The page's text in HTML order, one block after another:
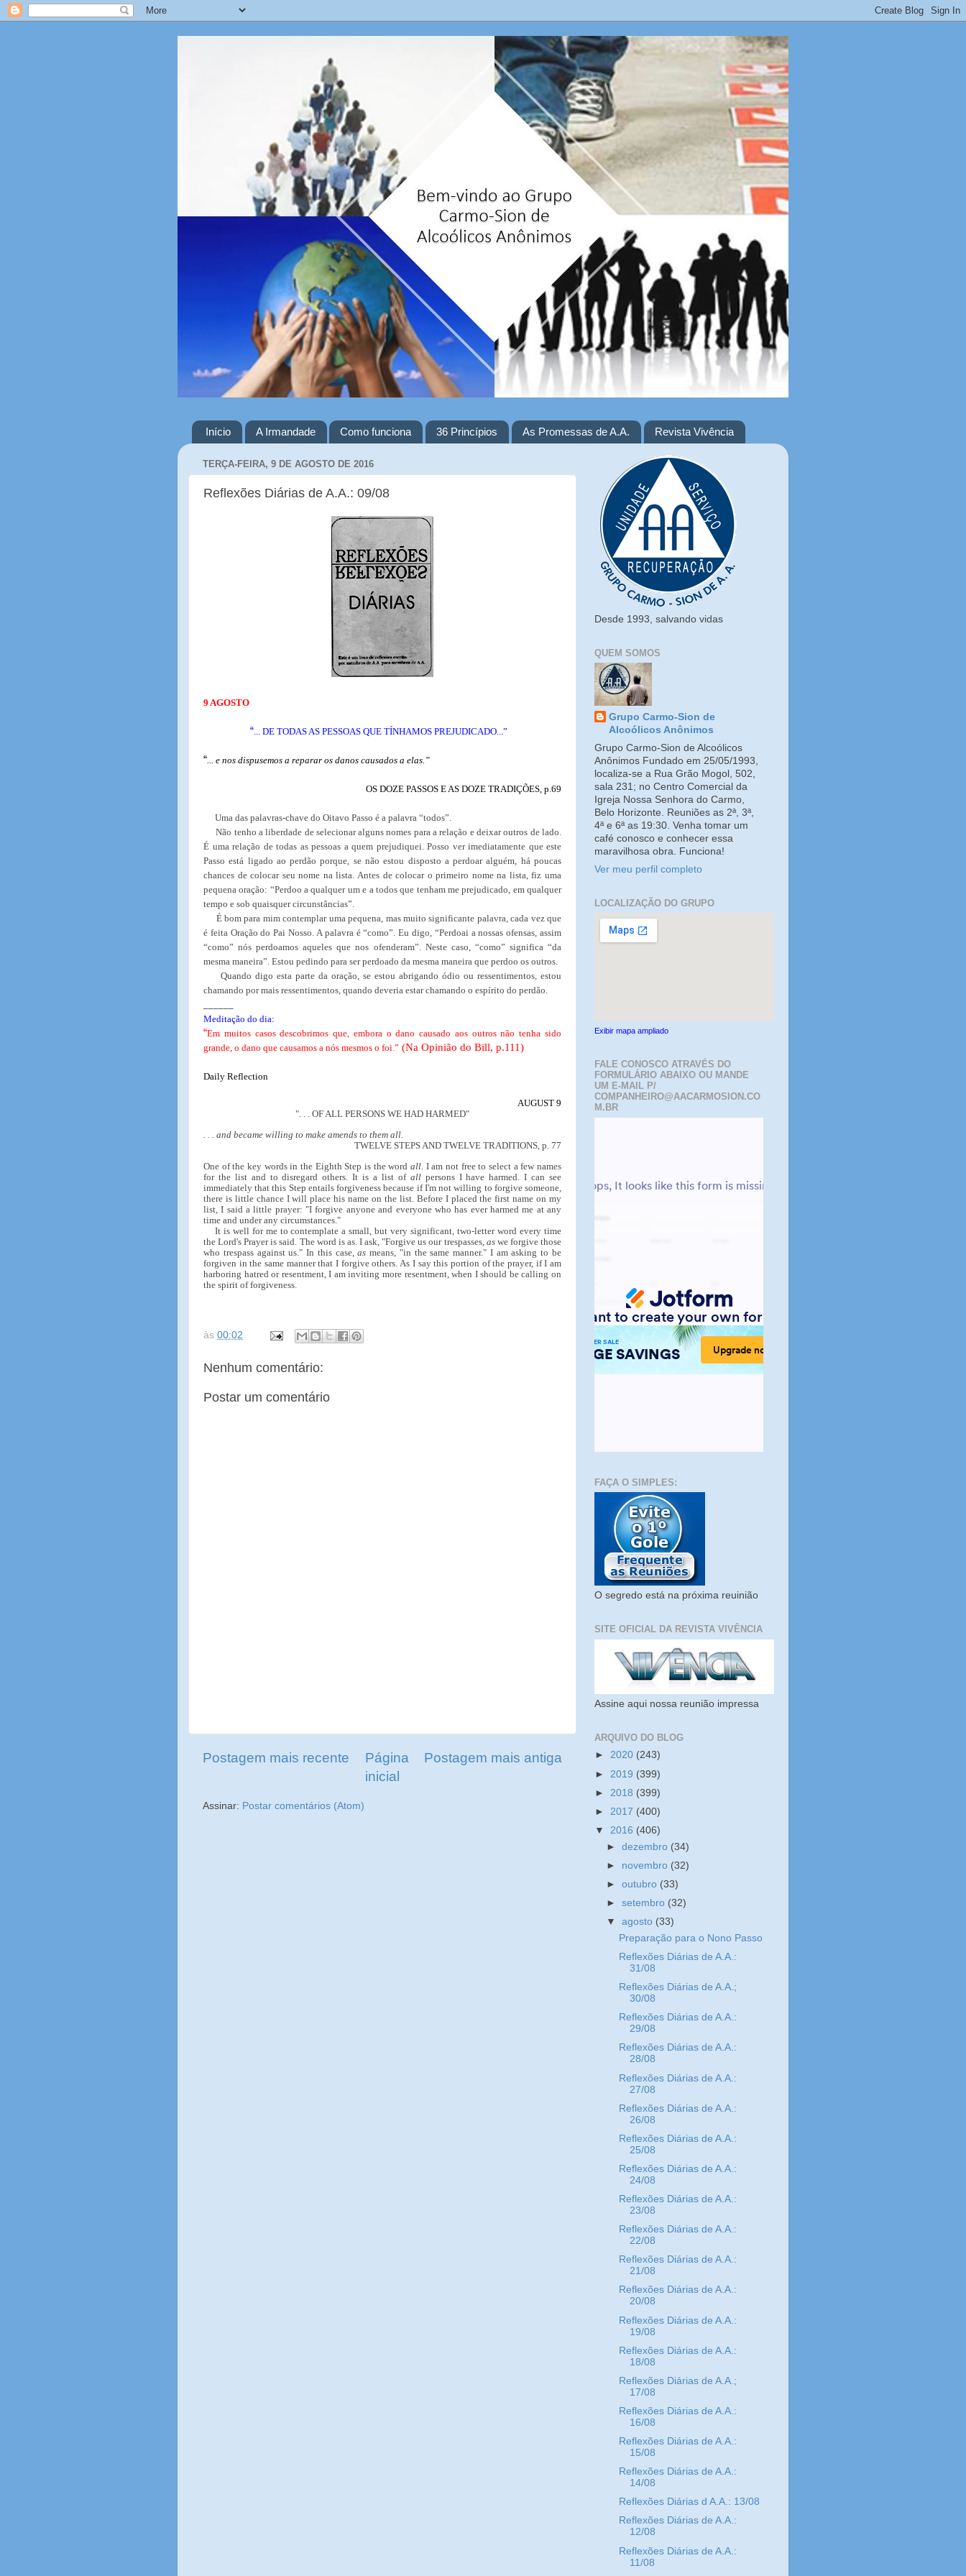
Início A Irmandade Como funciona 36 Princípios As Promessas de A.A. Revista Vivência
TERÇA-FEIRA, 9 DE AGOSTO DE 2016
Reflexões Diárias de A.A.: 09/08
9 AGOSTO
“... DE TODAS AS PESSOAS QUE TÍNHAMOS PREJUDICADO...”
“... e nos dispusemos a reparar os danos causados a elas.”
OS DOZE PASSOS E AS DOZE TRADIÇÕES, p.69
Uma das palavras-chave do Oitavo Passo é a palavra “todos”.
Não tenho a liberdade de selecionar alguns nomes para a relação e deixar outros de lado.
É uma relação de todas as pessoas a quem prejudiquei. Posso ver imediatamente que este
Passo está ligado ao perdão porque, se não estou disposto a perdoar alguém, há poucas
chances de colocar seu nome na lista. Antes de colocar o primeiro nome na lista, fiz uma
pequena oração: “Perdoo a qualquer um e a todos que tenham me prejudicado, em qualquer
tempo e sob quaisquer circunstâncias”.
É bom para mim contemplar uma pequena, mas muito significante palavra, cada vez que
é feita Oração do Pai Nosso. A palavra é “como”. Eu digo, “Perdoai a nossas ofensas, assim
“como” nós perdoamos aqueles que nos ofenderam”. Neste caso, “como” significa “da
mesma maneira”. Estou pedindo para ser perdoado da mesma maneira que perdoo os outros.
Quando digo esta parte da oração, se estou abrigando ódio ou ressentimentos, estou
chamando por mais ressentimentos, quando deveria estar chamando o espírito do perdão.
Meditação do dia:
“Em muitos casos descobrimos que, embora o dano causado aos outros não tenha sido
grande, o dano que causamos a nós mesmos o foi.” (Na Opinião do Bill, p.111)
Daily Reflection
AUGUST 9
". . . OF ALL PERSONS WE HAD HARMED"
. . . and became willing to make amends to them all.
TWELVE STEPS AND TWELVE TRADITIONS, p. 77
One of the key words in the Eighth Step is the word all. I am not free to select a few names
for the list and to disregard others. It is a list of all persons I have harmed. I can see
immediately that this Step entails forgiveness because if I'm not willing to forgive someone,
there is little chance I will place his name on the list. Before I placed the first name on my
list, I said a little prayer: "I forgive anyone and everyone who has ever harmed me at any
time and under any circumstances."
It is well for me to contemplate a small, but very significant, two-letter word every time
the Lord's Prayer is said. The word is as. I ask, "Forgive us our trespasses, as we forgive those
who trespass against us." In this case,asmeans, "in the same manner." I am asking to be
forgiven in the same manner that I forgive others. As I say this portion of the prayer, if I am
harboring hatred or resentment, I am inviting more resentment, when I should be calling on
the spirit of forgiveness.
às 00:02
Nenhum comentário:
Postar um comentário
Postagem mais recente Postagem mais antiga
Página
inicial
Assinar: Postar comentários (Atom)
Desde 1993, salvando vidas
QUEM SOMOS
Grupo Carmo-Sion de
Alcoólicos Anônimos
Grupo Carmo-Sion de Alcoólicos
Anônimos Fundado em 25/05/1993,
localiza-se a Rua Grão Mogol, 502,
sala 231; no Centro Comercial da
Igreja Nossa Senhora do Carmo,
Belo Horizonte. Reuniões as 2ª, 3ª,
4ª e 6ª as 19:30. Venha tomar um
café conosco e conhecer essa
maravilhosa obra. Funciona!
Ver meu perfil completo
LOCALIZAÇÃO DO GRUPO
Exibir mapa ampliado
FALE CONOSCO ATRAVÉS DO
FORMULÁRIO ABAIXO OU MANDE
UM E-MAIL P/
COMPANHEIRO@AACARMOSION.CO
M.BR
FAÇA O SIMPLES:
O segredo está na próxima reuinião
SITE OFICIAL DA REVISTA VIVÊNCIA
Assine aqui nossa reunião impressa
ARQUIVO DO BLOG
► 2020 (243)
► 2019 (399)
► 2018 (399)
► 2017 (400)
▼ 2016 (406)
►dezembro (34)
► novembro (32)
►outubro (33)
►setembro (32)
▼agosto (33)
Preparação para o Nono Passo
Reflexões Diárias de A.A.:
31/08
Reflexões Diárias de A.A.;
30/08
Reflexões Diárias de A.A.:
29/08
Reflexões Diárias de A.A.:
28/08
Reflexões Diárias de A.A.:
27/08
Reflexões Diárias de A.A.:
26/08
Reflexões Diárias de A.A.:
25/08
Reflexões Diárias de A.A.:
24/08
Reflexões Diárias de A.A.:
23/08
Reflexões Diárias de A.A.:
22/08
Reflexões Diárias de A.A.:
21/08
Reflexões Diárias de A.A.:
20/08
Reflexões Diárias de A.A.:
19/08
Reflexões Diárias de A.A.:
18/08
Reflexões Diárias de A.A.;
17/08
Reflexões Diárias de A.A.:
16/08
Reflexões Diárias de A.A.:
15/08
Reflexões Diárias de A.A.:
14/08
Reflexões Diárias d A.A.: 13/08
Reflexões Diárias de A.A.:
12/08
Reflexões Diárias de A.A.:
11/08